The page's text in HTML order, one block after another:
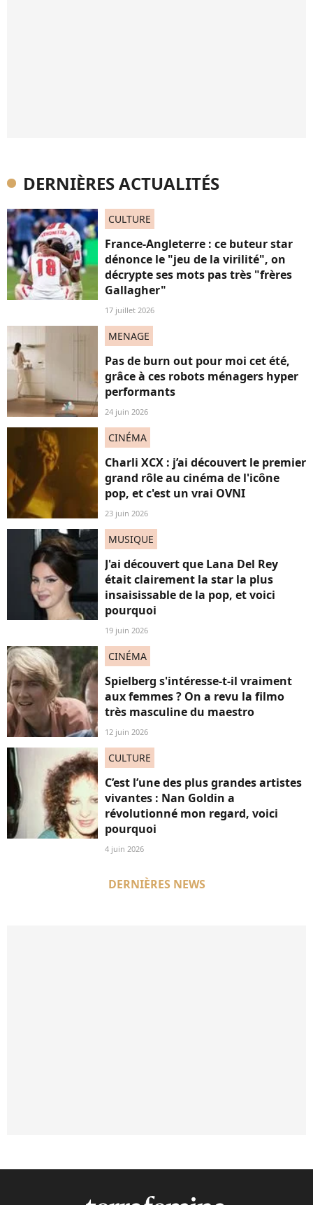
DERNIÈRES ACTUALITÉS
CULTURE
France-Angleterre : ce buteur star
dénonce le "jeu de la virilité", on
décrypte ses mots pas très "frères
Gallagher"
17 juillet 2026
MENAGE
Pas de burn out pour moi cet été,
grâce à ces robots ménagers hyper
performants
24 juin 2026
CINÉMA
Charli XCX : j’ai découvert le premier
grand rôle au cinéma de l'icône
pop, et c'est un vrai OVNI
23 juin 2026
MUSIQUE
J'ai découvert que Lana Del Rey
était clairement la star la plus
insaisissable de la pop, et voici
pourquoi
19 juin 2026
CINÉMA
Spielberg s'intéresse-t-il vraiment
aux femmes ? On a revu la filmo
très masculine du maestro
12 juin 2026
CULTURE
C’est l’une des plus grandes artistes
vivantes : Nan Goldin a
révolutionné mon regard, voici
pourquoi
4 juin 2026
DERNIÈRES NEWS